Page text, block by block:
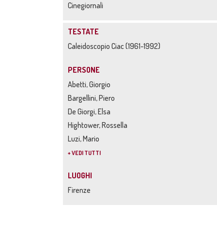
Cinegiornali
TESTATE
Caleidoscopio Ciac (1961-1992)
PERSONE
Abetti, Giorgio
Bargellini, Piero
De Giorgi, Elsa
Hightower, Rossella
Luzi, Mario
+ VEDI TUTTI
LUOGHI
Firenze